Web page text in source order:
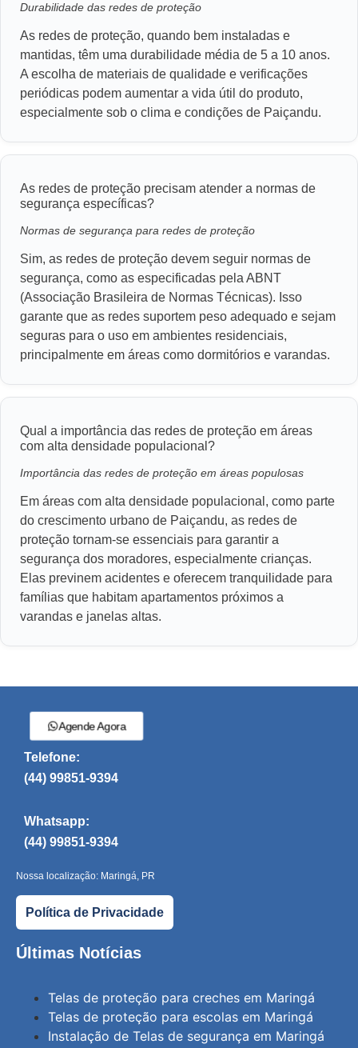
Durabilidade das redes de proteção
As redes de proteção, quando bem instaladas e
mantidas, têm uma durabilidade média de 5 a 10 anos.
A escolha de materiais de qualidade e verificações
periódicas podem aumentar a vida útil do produto,
especialmente sob o clima e condições de Paiçandu.
As redes de proteção precisam atender a normas de
segurança específicas?
Normas de segurança para redes de proteção
Sim, as redes de proteção devem seguir normas de
segurança, como as especificadas pela ABNT
(Associação Brasileira de Normas Técnicas). Isso
garante que as redes suportem peso adequado e sejam
seguras para o uso em ambientes residenciais,
principalmente em áreas como dormitórios e varandas.
Qual a importância das redes de proteção em áreas
com alta densidade populacional?
Importância das redes de proteção em áreas populosas
Em áreas com alta densidade populacional, como parte
do crescimento urbano de Paiçandu, as redes de
proteção tornam-se essenciais para garantir a
segurança dos moradores, especialmente crianças.
Elas previnem acidentes e oferecem tranquilidade para
famílias que habitam apartamentos próximos a
varandas e janelas altas.
Agende Agora
Telefone:
(44) 99851-9394
Whatsapp:
(44) 99851-9394
Nossa localização: Maringá, PR
Política de Privacidade
Últimas Notícias
Telas de proteção para creches em Maringá
Telas de proteção para escolas em Maringá
Instalação de Telas de segurança em Maringá